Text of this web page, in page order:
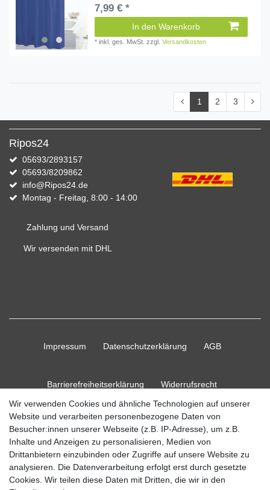
7,99 € *
In den Warenkorb
*inkl. ges. MwSt. zzgl.Versandkosten
1 2 3
Ripos24
05693/2893157
05693/8209862
info@Ripos24.de
Montag - Freitag, 8:00 - 14:00
Zahlung und Versand
Wir versenden mit DHL
Impressum Daten­schutz­erklärung AGB
Barrierefreiheitserklärung Widerrufs­recht
Vertrag widerrufen Kontakt
© Copyright 2026 Ripos24| Alle Rechte vorbehalten.
Wir verwenden Cookies und ähnliche Technologien auf unserer
Website und verarbeiten personenbezogene Daten von
Besucher:innen unserer Webseite (z.B. IP-Adresse), um z.B.
Inhalte und Anzeigen zu personalisieren, Medien von
Drittanbietern einzubinden oder Zugriffe auf unsere Website zu
analysieren. Die Datenverarbeitung erfolgt erst durch gesetzte
Cookies. Wir teilen diese Daten mit Dritten, die wir in den